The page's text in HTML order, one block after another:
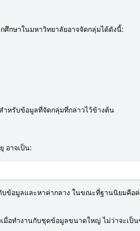
กษาในมหาวิทยาลัยอาจจัดกลุ่มได้ดังนี้:
หรับข้อมูลที่จัดกลุ่มที่กล่าวไว้ข้างต้น
อาจเป็น:
ข้อมูลและหาค่ากลาง ในขณะที่ฐานนิยมคื
อทำงานกับชุดข้อมูลขนาดใหญ่ ไม่ว่าจะเป็